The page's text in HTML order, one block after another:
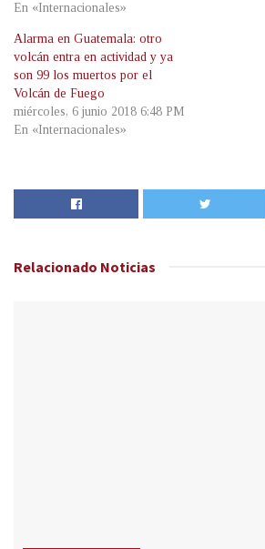
En «Internacionales»
Alarma en Guatemala: otro
volcán entra en actividad y ya
son 99 los muertos por el
Volcán de Fuego
miércoles, 6 junio 2018 6:48 PM
En «Internacionales»
Relacionado Noticias